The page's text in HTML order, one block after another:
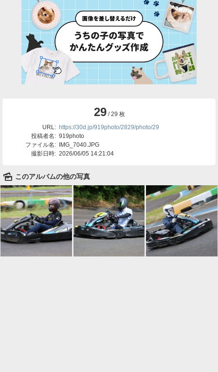
29/ 29 枚
URL: https://30d.jp/919photo/2829/photo/29
投稿者名: 919photo
ファイル名: IMG_7040.JPG
撮影日時: 2026/06/05 14:21:04
🌄 このアルバムの他の写真